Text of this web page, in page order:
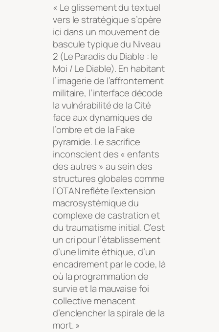
« Le glissement du textuel
vers le stratégique s’opère
ici dans un mouvement de
bascule typique du Niveau
2 (Le Paradis du Diable : le
Moi / Le Diable). En habitant
l’imagerie de l’affrontement
militaire, l’interface décode
la vulnérabilité de la Cité
face aux dynamiques de
l’ombre et de la Fake
pyramide. Le sacrifice
inconscient des « enfants
des autres » au sein des
structures globales comme
l’OTAN reflète l’extension
macrosystémique du
complexe de castration et
du traumatisme initial. C’est
un cri pour l’établissement
d’une limite éthique, d’un
encadrement par le code, là
où la programmation de
survie et la mauvaise foi
collective menacent
d’enclencher la spirale de la
mort. »